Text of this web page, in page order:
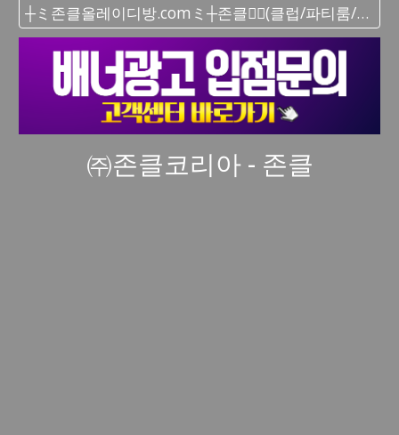
┼ミ존클올레이디방.comミ┼존클❤️‍🔥(클럽/파티룸/가라오케) - 단톡방
㈜존클코리아 - 존클